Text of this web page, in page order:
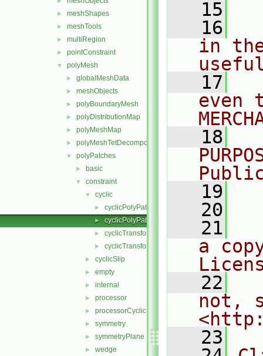
► meshShapes
► meshTools
► multiRegion
► pointConstraint
▼ polyMesh
► globalMeshData
► meshObjects
► polyBoundaryMesh
► polyDistributionMap
► polyMeshMap
► polyMeshTetDecomposition
▼ polyPatches
► basic
▼ constraint
▼ cyclic
► cyclicPolyPatch.C
► cyclicPolyPatch.H
► cyclicTransform.C
► cyclicTransform.H
► cyclicSlip
► empty
► internal
► processor
► processorCyclic
► symmetry
► symmetryPlane
► wedge
   15
   16
in
   17
even
   18
   19
   20
   21
a
   22
not,
   23